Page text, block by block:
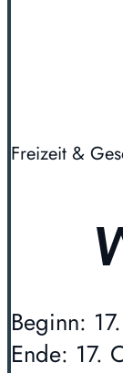
Freizeit &
Beginn:
Ende: 17.